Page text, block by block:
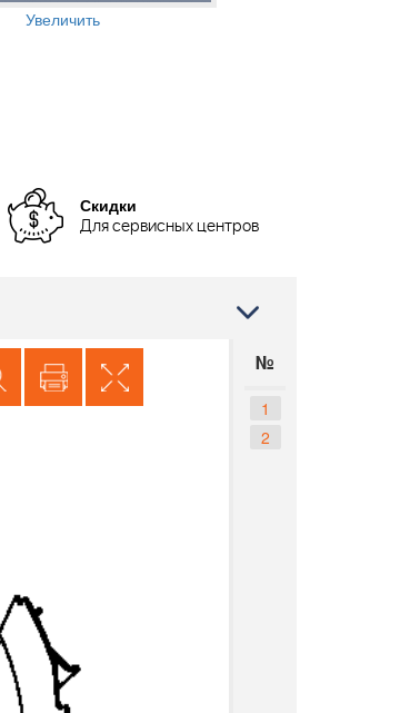
Увеличить
Скидки
Для сервисных центров
№
1
2